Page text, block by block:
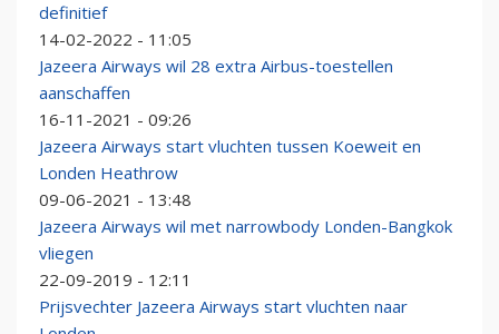
definitief
14-02-2022 - 11:05
Jazeera Airways wil 28 extra Airbus-toestellen
aanschaffen
16-11-2021 - 09:26
Jazeera Airways start vluchten tussen Koeweit en
Londen Heathrow
09-06-2021 - 13:48
Jazeera Airways wil met narrowbody Londen-Bangkok
vliegen
22-09-2019 - 12:11
Prijsvechter Jazeera Airways start vluchten naar